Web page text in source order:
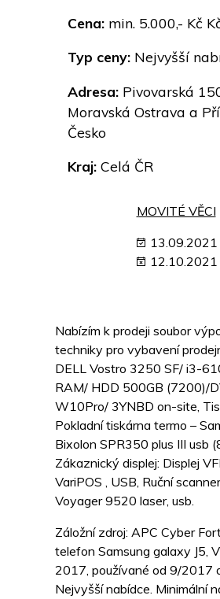
Cena: min. 5.000,- Kč
Typ ceny: Nejvyšší
Adresa: Pivovarská
Moravská Ostrava a
Česko
Kraj: Celá ČR
MOVITÉ VĚCI
13.09.2021
12.10.2021
Nabízím k prodeji soubor
techniky pro vybavení
DELL Vostro 3250 SF/ i3-
RAM/ HDD 500GB (7200)/
W10Pro/ 3YNBD on-site,
Pokladní tiskárna termo –
Bixolon SPR350 plus III usb
Zákaznický displej: Displej
VariPOS , USB, Ruční
Voyager 9520 laser, usb.
Záložní zdroj: APC Cyber
telefon Samsung galaxy J5,
2017, používané od 9/2017
Nejvyšší nabídce. Minimální